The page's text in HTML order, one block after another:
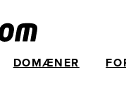
DOMÆNER